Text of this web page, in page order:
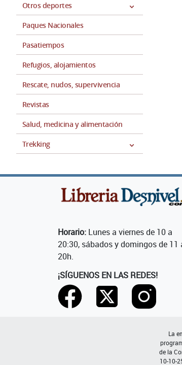
Otros deportes
Paques Nacionales
Pasatiempos
Refugios, alojamientos
Rescate, nudos, supervivencia
Revistas
Salud, medicina y alimentación
Trekking
Horario: Lunes a viernes de 10 a
20:30, sábados y domingos de 11
20h.
¡SÍGUENOS EN LAS REDES!
La
de la
10-10-